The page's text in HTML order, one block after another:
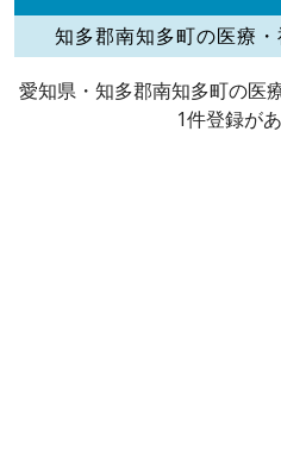
知多郡南知多町の医療
愛知県・知多郡南知多町の医
1件登録が